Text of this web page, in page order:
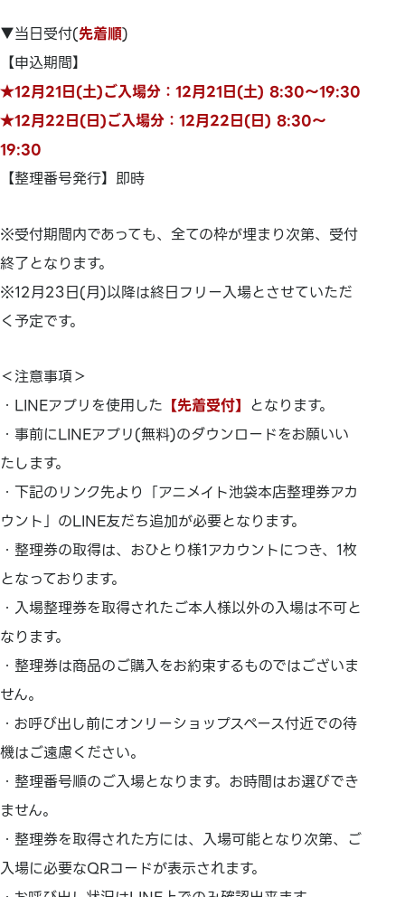
▼当日受付(先着順)
【申込期間】
★12月21日(土)ご入場分：12月21日(土) 8:30～19:30
★12月22日(日)ご入場分：12月22日(日) 8:30～
19:30
【整理番号発行】即時
※受付期間内であっても、全ての枠が埋まり次第、受付
終了となります。
※12月23日(月)以降は終日フリー入場とさせていただ
く予定です。
＜注意事項＞
・LINEアプリを使用した 【先着受付】 となります。
・事前にLINEアプリ(無料)のダウンロードをお願いい
たします。
・下記のリンク先より「アニメイト池袋本店整理券アカ
ウント」のLINE友だち追加が必要となります。
・整理券の取得は、おひとり様1アカウントにつき、1枚
となっております。
・入場整理券を取得されたご本人様以外の入場は不可と
なります。
・整理券は商品のご購入をお約束するものではございま
せん。
・お呼び出し前にオンリーショップスペース付近での待
機はご遠慮ください。
・整理番号順のご入場となります。お時間はお選びでき
ません。
・整理券を取得された方には、入場可能となり次第、ご
入場に必要なQRコードが表示されます。